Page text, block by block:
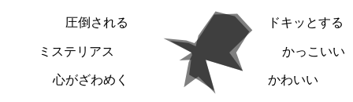
ドキッとする
かっこいい
かわいい
心がざわめく
ミステリアス
圧倒される